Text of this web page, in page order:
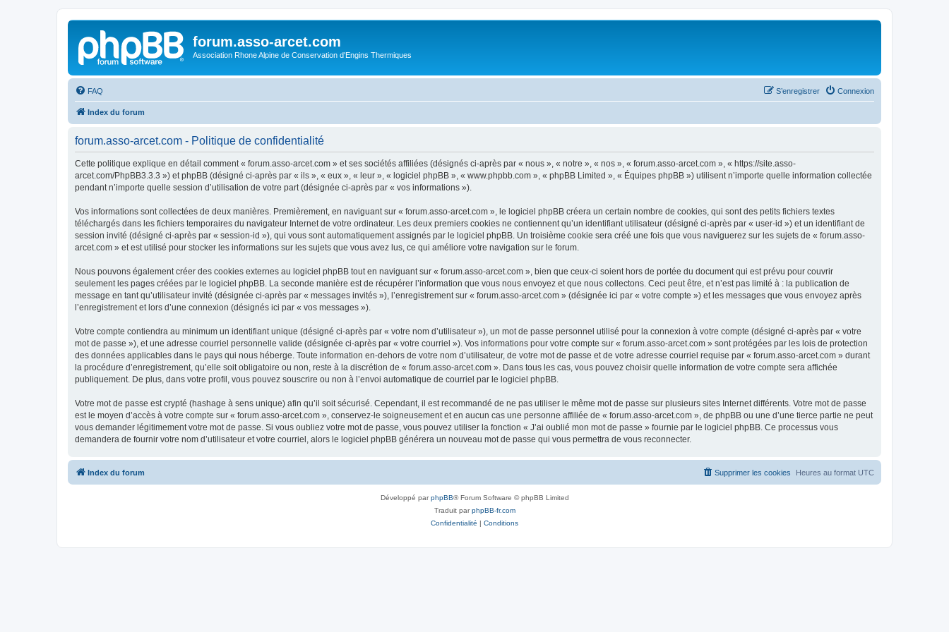
forum.asso-arcet.com
Association Rhone Alpine de Conservation d'Engins Thermiques
FAQ Connexion
S’enregistrer
Index du forum
forum.asso-arcet.com - Politique de confidentialité
Cette politique explique en détail comment « forum.asso-arcet.com » et ses sociétés affiliées (désignés ci-après par « nous », « notre », « nos », « forum.asso-arcet.com », « https://site.asso-
arcet.com/PhpBB3.3.3 ») et phpBB (désigné ci-après par « ils », « eux », « leur », « logiciel phpBB », « www.phpbb.com », « phpBB Limited », « Équipes phpBB ») utilisent n’importe quelle information collectée
pendant n’importe quelle session d’utilisation de votre part (désignée ci-après par « vos informations »).
Vos informations sont collectées de deux manières. Premièrement, en naviguant sur « forum.asso-arcet.com », le logiciel phpBB créera un certain nombre de cookies, qui sont des petits fichiers textes
téléchargés dans les fichiers temporaires du navigateur Internet de votre ordinateur. Les deux premiers cookies ne contiennent qu’un identifiant utilisateur (désigné ci-après par « user-id ») et un identifiant de
session invité (désigné ci-après par « session-id »), qui vous sont automatiquement assignés par le logiciel phpBB. Un troisième cookie sera créé une fois que vous naviguerez sur les sujets de « forum.asso-
arcet.com » et est utilisé pour stocker les informations sur les sujets que vous avez lus, ce qui améliore votre navigation sur le forum.
Nous pouvons également créer des cookies externes au logiciel phpBB tout en naviguant sur « forum.asso-arcet.com », bien que ceux-ci soient hors de portée du document qui est prévu pour couvrir
seulement les pages créées par le logiciel phpBB. La seconde manière est de récupérer l’information que vous nous envoyez et que nous collectons. Ceci peut être, et n’est pas limité à : la publication de
message en tant qu’utilisateur invité (désignée ci-après par « messages invités »), l’enregistrement sur « forum.asso-arcet.com » (désignée ici par « votre compte ») et les messages que vous envoyez après
l’enregistrement et lors d’une connexion (désignés ici par « vos messages »).
Votre compte contiendra au minimum un identifiant unique (désigné ci-après par « votre nom d’utilisateur »), un mot de passe personnel utilisé pour la connexion à votre compte (désigné ci-après par « votre
mot de passe »), et une adresse courriel personnelle valide (désignée ci-après par « votre courriel »). Vos informations pour votre compte sur « forum.asso-arcet.com » sont protégées par les lois de protection
des données applicables dans le pays qui nous héberge. Toute information en-dehors de votre nom d’utilisateur, de votre mot de passe et de votre adresse courriel requise par « forum.asso-arcet.com » durant
la procédure d’enregistrement, qu’elle soit obligatoire ou non, reste à la discrétion de « forum.asso-arcet.com ». Dans tous les cas, vous pouvez choisir quelle information de votre compte sera affichée
publiquement. De plus, dans votre profil, vous pouvez souscrire ou non à l’envoi automatique de courriel par le logiciel phpBB.
Votre mot de passe est crypté (hashage à sens unique) afin qu’il soit sécurisé. Cependant, il est recommandé de ne pas utiliser le même mot de passe sur plusieurs sites Internet différents. Votre mot de passe
est le moyen d’accès à votre compte sur « forum.asso-arcet.com », conservez-le soigneusement et en aucun cas une personne affiliée de « forum.asso-arcet.com », de phpBB ou une d’une tierce partie ne peut
vous demander légitimement votre mot de passe. Si vous oubliez votre mot de passe, vous pouvez utiliser la fonction « J’ai oublié mon mot de passe » fournie par le logiciel phpBB. Ce processus vous
demandera de fournir votre nom d’utilisateur et votre courriel, alors le logiciel phpBB générera un nouveau mot de passe qui vous permettra de vous reconnecter.
Index du forum Heures au format UTC
Supprimer les cookies
Développé parphpBB® Forum Software © phpBB Limited
Traduit parphpBB-fr.com
Confidentialité | Conditions